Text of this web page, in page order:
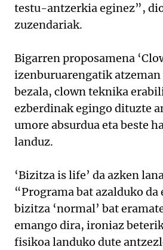
testu-antzerkia eginez”,
zuzendariak.
Bigarren proposamena
izenburuarengatik atzeman
bezala, clown teknika
ezberdinak egingo dituzte
umore absurdua eta beste
landuz.
‘Bizitza is life’ da azken
“Programa bat azalduko da
bizitza ‘normal’ bat
emango dira, ironiaz
fisikoa landuko dute